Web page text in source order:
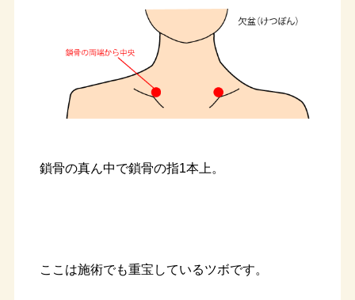
鎖骨の真ん中で鎖骨の指1本上。
ここは施術でも重宝しているツボです。